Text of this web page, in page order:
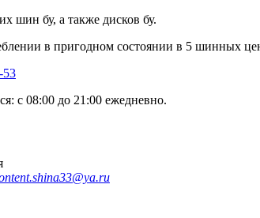
шин бу, а также дисков бу.
в пригодном состоянии в 5 шинных
53
с 08:00 до 21:00 ежедневно.